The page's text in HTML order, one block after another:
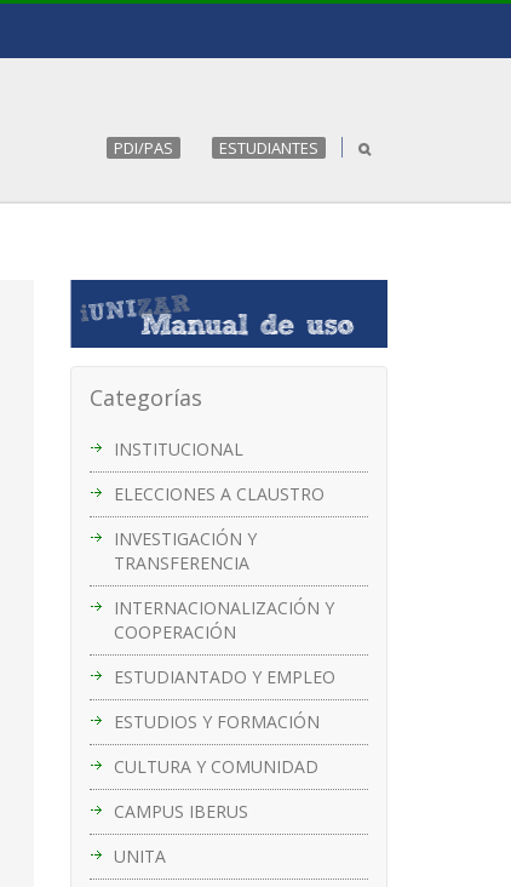
PDI/PAS ESTUDIANTES
Categorías
INSTITUCIONAL
ELECCIONES A CLAUSTRO
INVESTIGACIÓN Y
TRANSFERENCIA
INTERNACIONALIZACIÓN Y
COOPERACIÓN
ESTUDIANTADO Y EMPLEO
ESTUDIOS Y FORMACIÓN
CULTURA Y COMUNIDAD
CAMPUS IBERUS
UNITA